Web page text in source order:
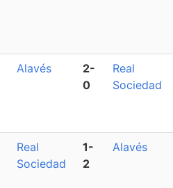
Alavés
2-
0
Real
Sociedad
Real
Sociedad
1-
2
Alavés